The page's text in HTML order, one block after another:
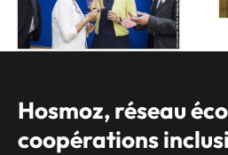
Hosmoz, réseau
coopérations